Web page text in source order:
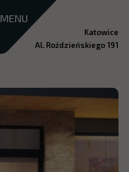
MENU
Katowice
Al. Roździeńskiego 191